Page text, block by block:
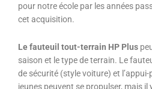
pour notre école par les années
cet acquisition.
Le fauteuil tout-terrain HP Plus
saison et le type de terrain. Le
de sécurité (style voiture) et
jeunes peuvent se propulser, mais il